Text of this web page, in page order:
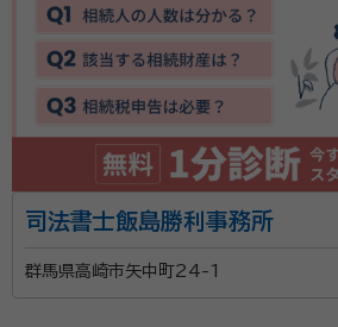
司法書士飯島勝利事務所
群馬県高崎市矢中町24-1